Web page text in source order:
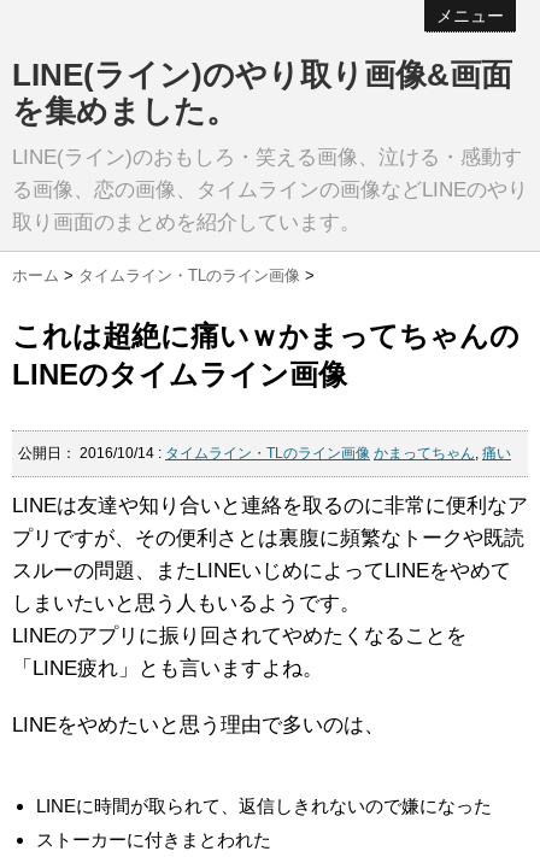
メニュー
LINE(ライン)のやり取り画像&画面
を集めました。
LINE(ライン)のおもしろ・笑える画像、泣ける・感動す
る画像、恋の画像、タイムラインの画像などLINEのやり
取り画面のまとめを紹介しています。
ホーム > タイムライン・TLのライン画像 >
これは超絶に痛いｗかまってちゃんの
LINEのタイムライン画像
公開日： 2016/10/14 : タイムライン・TLのライン画像 かまってちゃん, 痛い
LINEは友達や知り合いと連絡を取るのに非常に便利なア
プリですが、その便利さとは裏腹に頻繁なトークや既読
スルーの問題、またLINEいじめによってLINEをやめて
しまいたいと思う人もいるようです。
LINEのアプリに振り回されてやめたくなることを
「LINE疲れ」とも言いますよね。
LINEをやめたいと思う理由で多いのは、
LINEに時間が取られて、返信しきれないので嫌になった
ストーカーに付きまとわれた